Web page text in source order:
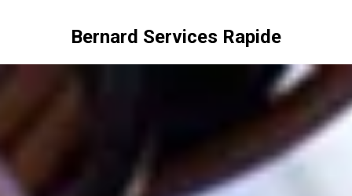
Bernard Services Rapide